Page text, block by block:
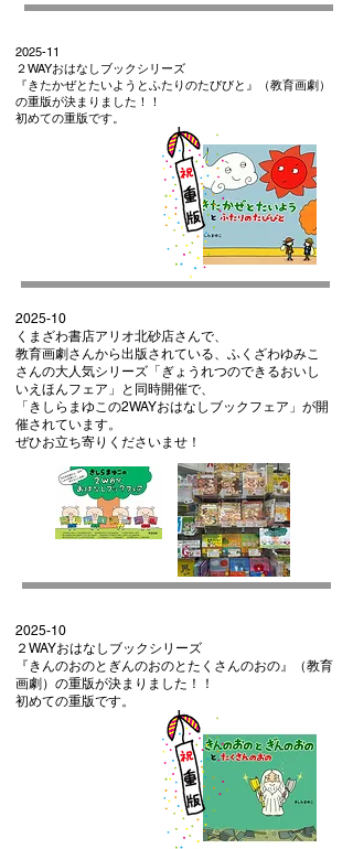
2025-11
２WAYおはなしブックシリーズ
『きたかぜとたいようとふたりのたびびと』（教育画劇）
の重版が決まりました！！
​初めての重版です。
2025-10
くまざわ書店アリオ北砂店さんで、
教育画劇さんから出版されている、ふくざわゆみこ
さんの大人気シリーズ「ぎょうれつのできるおいし
いえほんフェア」​と同時開催で、
「きしらまゆこの2WAYおはなしブックフェア」が開
催されています。
​ぜひお立ち寄りくださいませ！
2025-10
２WAYおはなしブックシリーズ
『きんのおのとぎんのおのとたくさんのおの』（教育
画劇）の重版が決まりました！！
​初めての重版です。